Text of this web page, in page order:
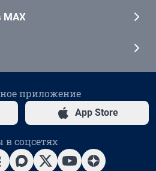
MAX
приложение
App Store
соцсетях